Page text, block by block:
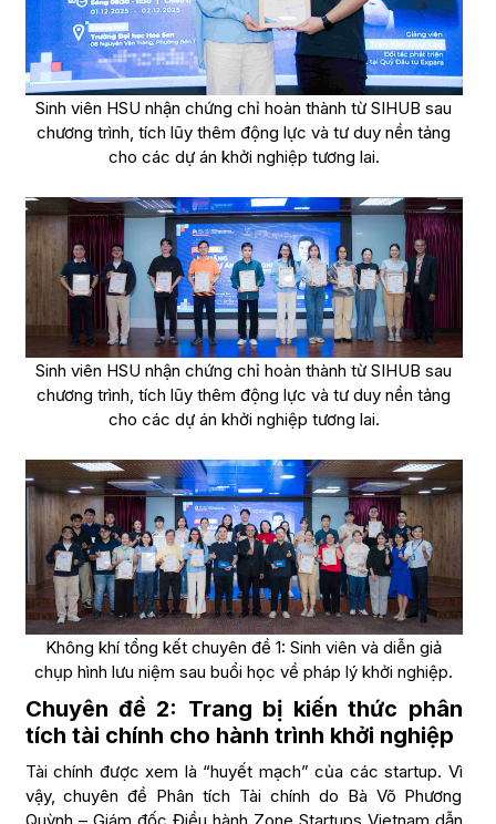
Sinh viên HSU nhận chứng chỉ hoàn thành từ SIHUB sau
chương trình, tích lũy thêm động lực và tư duy nền tảng
cho các dự án khởi nghiệp tương lai.
Sinh viên HSU nhận chứng chỉ hoàn thành từ SIHUB sau
chương trình, tích lũy thêm động lực và tư duy nền tảng
cho các dự án khởi nghiệp tương lai.
Không khí tổng kết chuyên đề 1: Sinh viên và diễn giả
chụp hình lưu niệm sau buổi học về pháp lý khởi nghiệp.
Chuyên đề 2: Trang bị kiến thức phân
tích tài chính cho hành trình khởi nghiệp
Tài chính được xem là “huyết mạch” của các startup. Vì
vậy, chuyên đề Phân tích Tài chính do Bà Võ Phương
Quỳnh – Giám đốc Điều hành Zone Startups Vietnam dẫn